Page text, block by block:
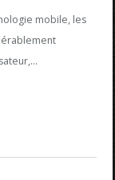
mobile, les